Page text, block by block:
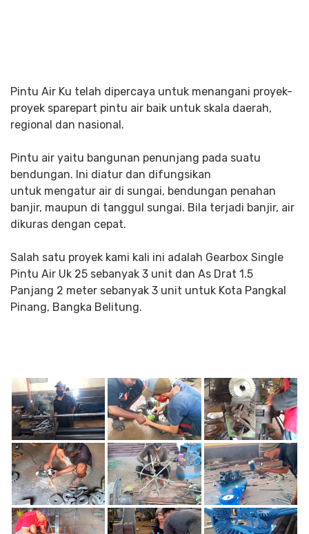
Pintu Air Ku telah dipercaya untuk menangani proyek-
proyek sparepart pintu air baik untuk skala daerah,
regional dan nasional.
Pintu air yaitu bangunan penunjang pada suatu
bendungan. Ini diatur dan difungsikan
untuk mengatur air di sungai, bendungan penahan
banjir, maupun di tanggul sungai. Bila terjadi banjir, air
dikuras dengan cepat.
Salah satu proyek kami kali ini adalah Gearbox Single
Pintu Air Uk 25 sebanyak 3 unit dan As Drat 1.5
Panjang 2 meter sebanyak 3 unit untuk Kota Pangkal
Pinang, Bangka Belitung.